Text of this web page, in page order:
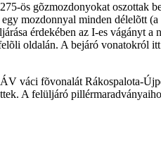
ös gõzmozdonyokat oszottak
mozdonnyal minden délelõtt
érdekében az I-es vágányt
oldalán. A bejáró vonatokról
váci fõvonalát Rákospalota-
A felüljáró